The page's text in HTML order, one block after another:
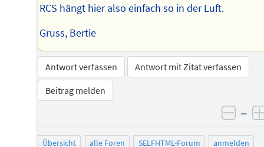
RCS hängt hier also einfach so in der Luft.
Gruss, Bertie
Antwort verfassen
Antwort mit Zitat verfassen
Beitrag melden
–
Übersicht alle Foren SELFHTML-Forum
anmelden